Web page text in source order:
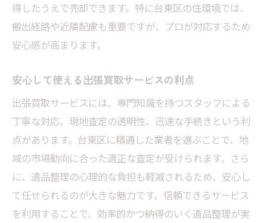
得したうえで売却できます。特に台東区の住環境では、
搬出経路や近隣配慮も重要ですが、プロが対応するため
安心感が高まります。
安心して使える出張買取サービスの利点
出張買取サービスには、専門知識を持つスタッフによる
丁寧な対応、現地査定の透明性、迅速な手続きという利
点があります。台東区に精通した業者を選ぶことで、地
域の市場動向に合った適正な査定が受けられます。さら
に、遺品整理の心理的な負担も軽減されるため、安心し
て任せられるのが大きな魅力です。信頼できるサービス
を利用することで、効率的かつ納得のいく遺品整理が実